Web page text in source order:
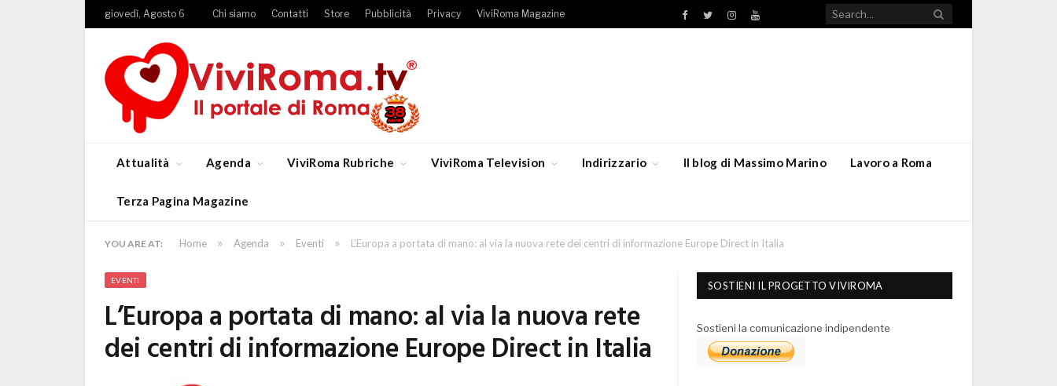
giovedì, Agosto 6 Chi siamo Contatti Store Pubblicità Privacy ViviRoma Magazine Facebook
TwitterInstagramYouTube
Attualità Agenda ViviRoma Rubriche ViviRoma Television Indirizzario Il blog di Massimo Marino Lavoro a Roma
Terza Pagina Magazine
YOU ARE AT: Home » Agenda » Eventi » L’Europa a portata di mano: al via la nuova rete dei centri di informazione Europe Direct in Italia
EVENTI
L’Europa a portata di mano: al via la nuova rete
dei centri di informazione Europe Direct in Italia
SOSTIENI IL PROGETTO VIVIROMA
Sostieni la comunicazione indipendente